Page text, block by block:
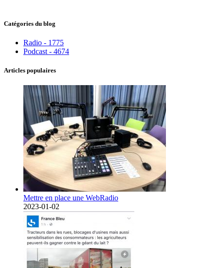
Catégories du blog
Radio - 1775
Podcast - 4674
Articles populaires
Mettre en place une WebRadio
2023-01-02